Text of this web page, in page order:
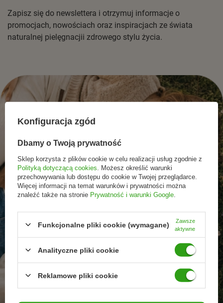
Zapisz się do newslettera i otrzymuj informacje o
promocjach, nowościach oraz inspiracjach ze świata
naturalnej pielęgnacjii zdrowego stylu życia.
Promocje tylko dla
Nowości przed
Rezygnacja w każdej
Konfiguracja zgód
Dbamy o Twoją prywatność
Sklep korzysta z plików cookie w celu realizacji usług zgodnie z
Polityką dotyczącą cookies . Możesz określić warunki
przechowywania lub dostępu do cookie w Twojej przeglądarce.
Więcej informacji na temat warunków i prywatności można
znaleźć także na stronie Prywatność i warunki Google
Funkcjonalne pliki cookie (wymagane)
Zawsze
aktywne
Analityczne pliki cookie
Reklamowe pliki cookie